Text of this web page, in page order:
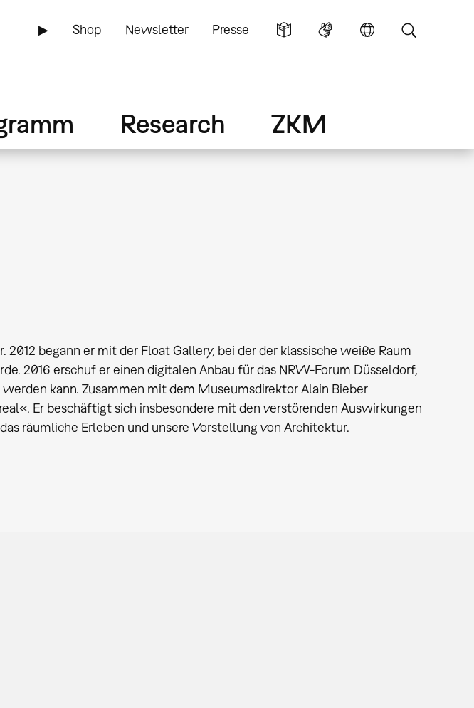
▶ Shop Newsletter Presse
Research ZKM
2012 begann er mit der Float Gallery, bei der der klassische weiße Raum
2016 erschuf er einen digitalen Anbau für das NRW-Forum Düsseldorf,
kann. Zusammen mit dem Museumsdirektor Alain Bieber
Er beschäftigt sich insbesondere mit den verstörenden Auswirkungen
räumliche Erleben und unsere Vorstellung von Architektur.